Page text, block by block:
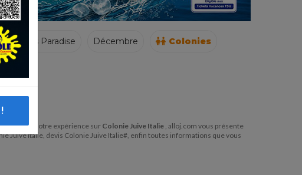
Kids Paradise Décembre Colonies
toute notre expérience sur Colonie Juive Italie , alloj.com vous présente
Juive Italie, devis Colonie Juive Italie#, enfin toutes informations que vous
!